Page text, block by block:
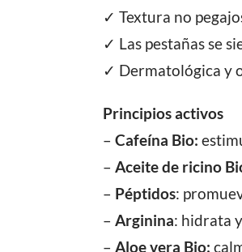
✓ Textura no
✓ Las pestañas se
✓ Dermatológica y
Principios activos
– Cafeína Bio:
– Aceite de ricino
– Péptidos:
– Arginina: hidrata
– Aloe vera Bio: